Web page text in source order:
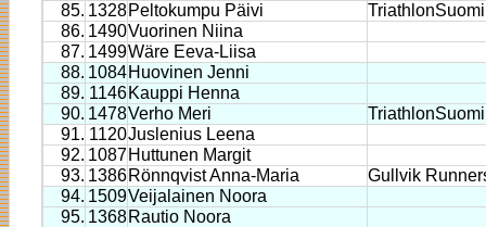
85. 1328Peltokumpu Päivi
TriathlonSuomi
86. 1490Vuorinen Niina
87. 1499Wäre Eeva-Liisa
88. 1084Huovinen Jenni
89. 1146Kauppi Henna
90. 1478Verho Meri
TriathlonSuomi
91. 1120Juslenius Leena
92. 1087Huttunen Margit
93. 1386Rönnqvist Anna-Maria
Gullvik
94. 1509Veijalainen Noora
95. 1368Rautio Noora